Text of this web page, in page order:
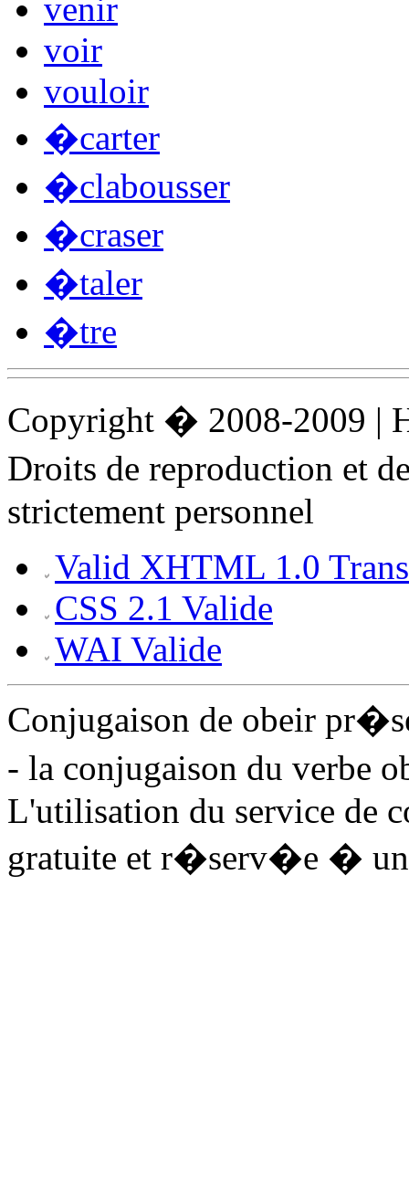
venir
voir
vouloir
�carter
�clabousser
�craser
�taler
�tre
Copyright � 2008-2009 |
Droits de reproduction et
strictement personnel
Valid XHTML 1.0
CSS 2.1 Valide
WAI Valide
Conjugaison de obeir
- la conjugaison du verbe
L'utilisation du service de
gratuite et r�serv�e � un